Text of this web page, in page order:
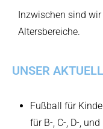
Inzwischen sind
Altersbereiche.
UNSER
Fußball für
für B-, C-, D-,